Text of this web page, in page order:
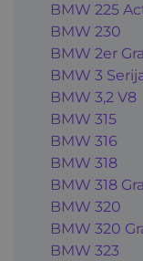
BMW 225
BMW 230
BMW 2er
BMW 3
BMW 3,2 V8
BMW 315
BMW 316
BMW 318
BMW 318
BMW 320
BMW 320
BMW 323